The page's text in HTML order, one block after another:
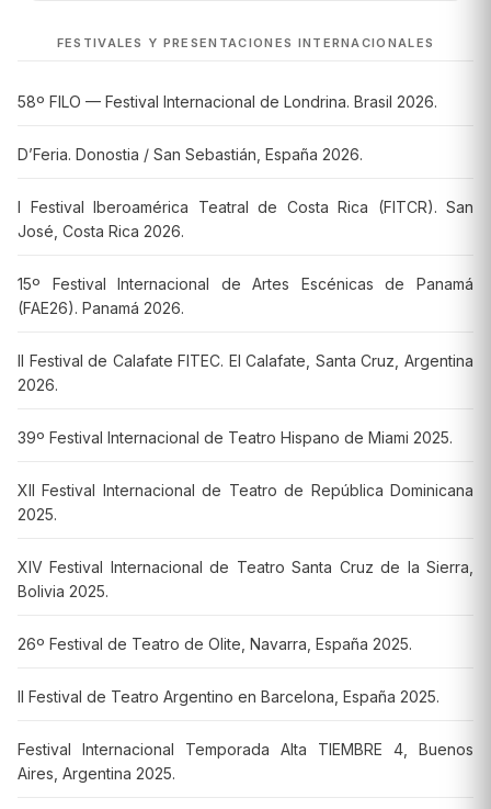
FESTIVALES Y PRESENTACIONES INTERNACIONALES
58º FILO — Festival Internacional de Londrina. Brasil 2026.
D’Feria. Donostia / San Sebastián, España 2026.
I Festival Iberoamérica Teatral de Costa Rica (FITCR). San
José, Costa Rica 2026.
15º Festival Internacional de Artes Escénicas de Panamá
(FAE26). Panamá 2026.
II Festival de Calafate FITEC. El Calafate, Santa Cruz, Argentina
2026.
39º Festival Internacional de Teatro Hispano de Miami 2025.
XII Festival Internacional de Teatro de República Dominicana
2025.
XIV Festival Internacional de Teatro Santa Cruz de la Sierra,
Bolivia 2025.
26º Festival de Teatro de Olite, Navarra, España 2025.
II Festival de Teatro Argentino en Barcelona, España 2025.
Festival Internacional Temporada Alta TIEMBRE 4, Buenos
Aires, Argentina 2025.